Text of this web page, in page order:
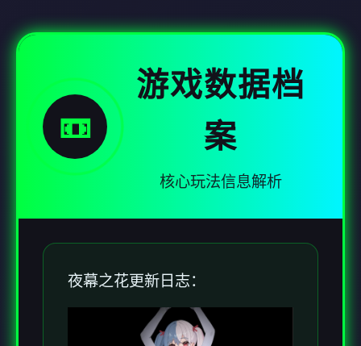
📼
游戏数据档
案
核心玩法信息解析
夜幕之花更新日志：